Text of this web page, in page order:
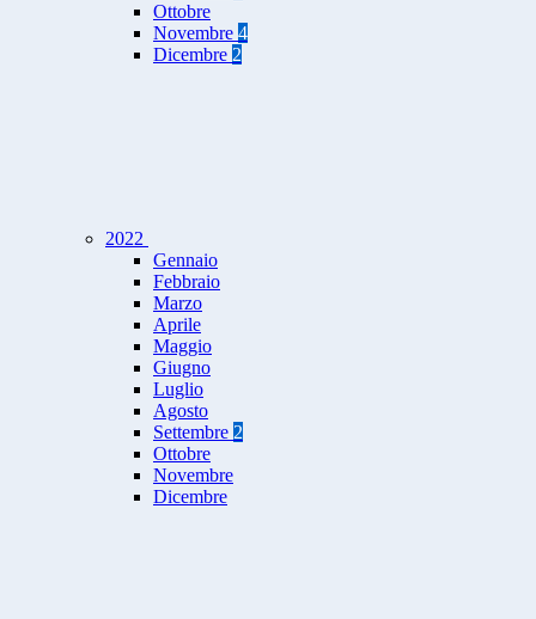
Ottobre
Novembre 4
Dicembre 2
2022
Gennaio
Febbraio
Marzo
Aprile
Maggio
Giugno
Luglio
Agosto
Settembre 2
Ottobre
Novembre
Dicembre